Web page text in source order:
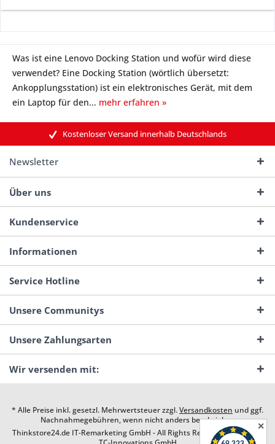
Was ist eine Lenovo Docking Station und wofür wird diese
verwendet? Eine Docking Station (wörtlich übersetzt:
Ankopplungsstation) ist ein elektronisches Gerät, mit dem
ein Laptop für den... mehr erfahren »
Kostenloser Versand innerhalb Deutschlands
Newsletter
Über uns
Kundenservice
Informationen
Service Hotline
Unsere Communitys
Unsere Zahlungsarten
Wir versenden mit:
* Alle Preise inkl. gesetzl. Mehrwertsteuer zzgl.Versandkosten und ggf.
Nachnahmegebühren, wenn nicht anders beschrieben
Thinkstore24.de IT-Remarketing GmbH - All Rights Reserved. Design by
✕